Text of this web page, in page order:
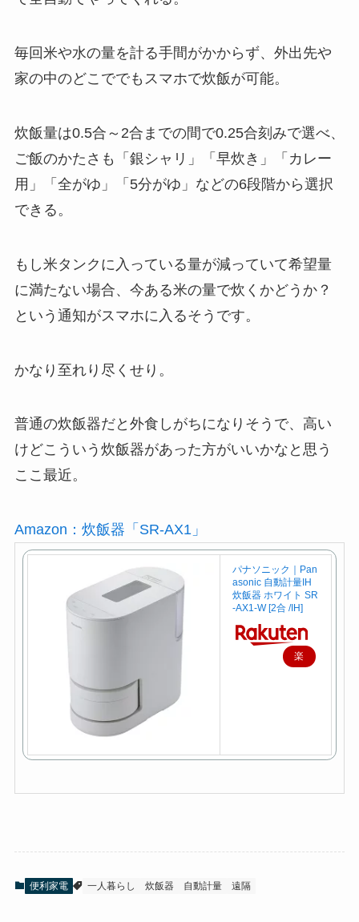
毎回米や水の量を計る手間がかからず、外出先や
家の中のどこででもスマホで炊飯が可能。
炊飯量は0.5合～2合までの間で0.25合刻みで選べ、
ご飯のかたさも「銀シャリ」「早炊き」「カレー
用」「全がゆ」「5分がゆ」などの6段階から選択
できる。
もし米タンクに入っている量が減っていて希望量
に満たない場合、今ある米の量で炊くかどうか？
という通知がスマホに入るそうです。
かなり至れり尽くせり。
普通の炊飯器だと外食しがちになりそうで、高い
けどこういう炊飯器があった方がいいかなと思う
ここ最近。
Amazon：炊飯器「SR-AX1」
パナソニック｜Pan
asonic 自動計量IH
炊飯器 ホワイト SR
-AX1-W [2合 /IH]
楽
便利家電 一人暮らし 炊飯器 自動計量 遠隔